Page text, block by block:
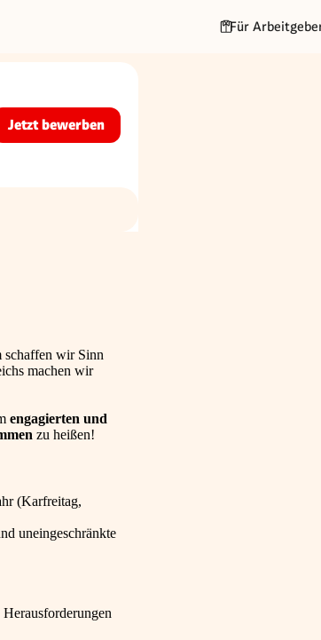
Für
Inserat
Jetzt bewerben
schaffen wir Sinn
machen wir
engagierten und
zu heißen!
(Karfreitag,
uneingeschränkte